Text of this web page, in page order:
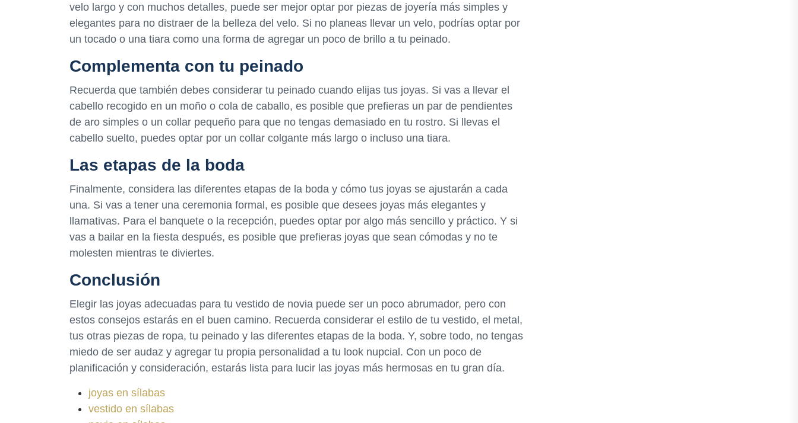
velo largo y con muchos detalles, puede ser mejor optar por piezas de joyería más simples y
elegantes para no distraer de la belleza del velo. Si no planeas llevar un velo, podrías optar por
un tocado o una tiara como una forma de agregar un poco de brillo a tu peinado.
Complementa con tu peinado
Recuerda que también debes considerar tu peinado cuando elijas tus joyas. Si vas a llevar el
cabello recogido en un moño o cola de caballo, es posible que prefieras un par de pendientes
de aro simples o un collar pequeño para que no tengas demasiado en tu rostro. Si llevas el
cabello suelto, puedes optar por un collar colgante más largo o incluso una tiara.
Las etapas de la boda
Finalmente, considera las diferentes etapas de la boda y cómo tus joyas se ajustarán a cada
una. Si vas a tener una ceremonia formal, es posible que desees joyas más elegantes y
llamativas. Para el banquete o la recepción, puedes optar por algo más sencillo y práctico. Y si
vas a bailar en la fiesta después, es posible que prefieras joyas que sean cómodas y no te
molesten mientras te diviertes.
Conclusión
Elegir las joyas adecuadas para tu vestido de novia puede ser un poco abrumador, pero con
estos consejos estarás en el buen camino. Recuerda considerar el estilo de tu vestido, el metal,
tus otras piezas de ropa, tu peinado y las diferentes etapas de la boda. Y, sobre todo, no tengas
miedo de ser audaz y agregar tu propia personalidad a tu look nupcial. Con un poco de
planificación y consideración, estarás lista para lucir las joyas más hermosas en tu gran día.
joyas en sílabas
vestido en sílabas